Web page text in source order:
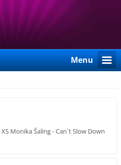
Menu
Monika Šaling - Can´t Slow Down